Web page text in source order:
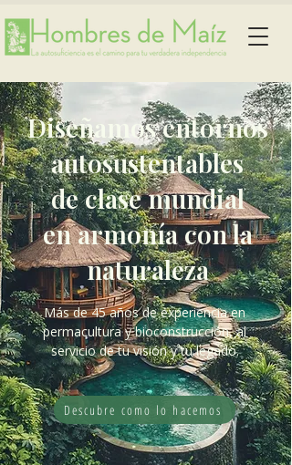
Descubre como lo hacemos
Más de 45 años de experiencia en
permacultura y bioconstrucción, al
servicio de tu visión y tu legado.
Diseñamos entornos
autosustentables
de clase mundial
en armonía con la
naturaleza